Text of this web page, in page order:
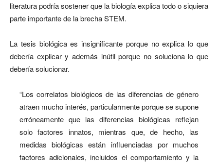
literatura podría sostener que la biología explica todo o siquiera
parte importante de la brecha STEM.
La tesis biológica es insignificante porque no explica lo que
debería explicar y además inútil porque no soluciona lo que
debería solucionar.
“Los correlatos biológicos de las diferencias de género
atraen mucho interés, particularmente porque se supone
erróneamente que las diferencias biológicas reflejan
solo factores innatos, mientras que, de hecho, las
medidas biológicas están influenciadas por muchos
factores adicionales, incluidos el comportamiento y la